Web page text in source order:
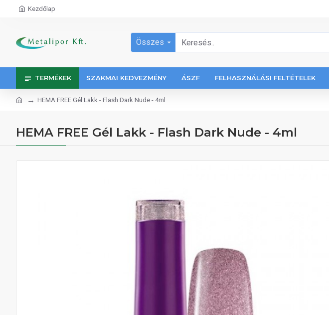
Kezdőlap
Összes
TERMÉKEK SZAKMAI KEDVEZMÉNY ÁSZF FELHASZNÁLÁSI FELTÉTELEK
HEMA FREE Gél Lakk - Flash Dark Nude - 4ml
HEMA FREE Gél Lakk - Flash Dark Nude - 4ml